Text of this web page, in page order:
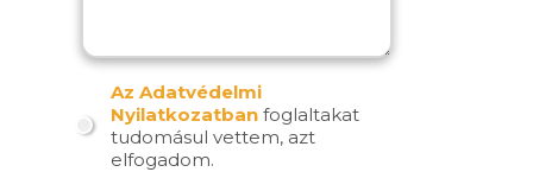
Az Adatvédelmi
Nyilatkozatban foglaltakat
tudomásul vettem, azt
elfogadom.